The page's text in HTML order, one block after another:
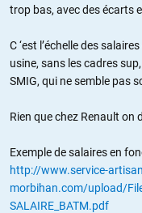
trop bas, avec des écarts
C ‘est l’échelle des
usine, sans les cadres
SMIG, qui ne semble pas
Rien que chez Renault on
Exemple de salaires en
http://www.service-
morbihan.com/upload/
SALAIRE_BATM.pdf